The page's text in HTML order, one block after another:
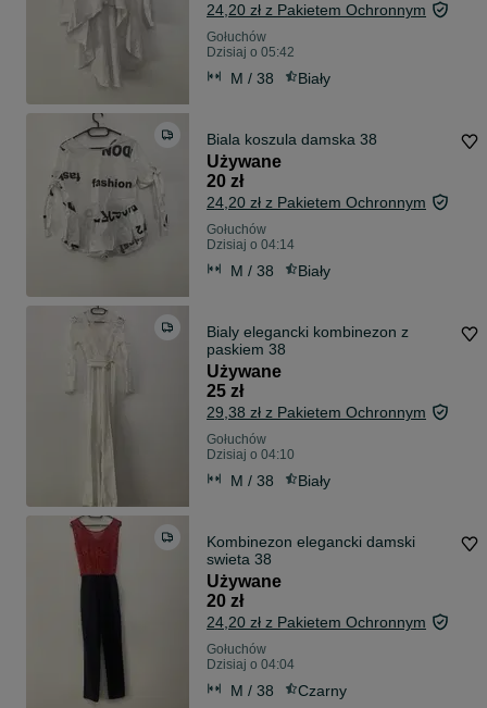
24,20 zł z Pakietem Ochronnym
Gołuchów
Dzisiaj o 05:42
M / 38 Biały
Biala koszula damska 38
Używane
20 zł
24,20 zł z Pakietem Ochronnym
Gołuchów
Dzisiaj o 04:14
M / 38 Biały
Bialy elegancki kombinezon z
paskiem 38
Używane
25 zł
29,38 zł z Pakietem Ochronnym
Gołuchów
Dzisiaj o 04:10
M / 38 Biały
Kombinezon elegancki damski
swieta 38
Używane
20 zł
24,20 zł z Pakietem Ochronnym
Gołuchów
Dzisiaj o 04:04
M / 38 Czarny